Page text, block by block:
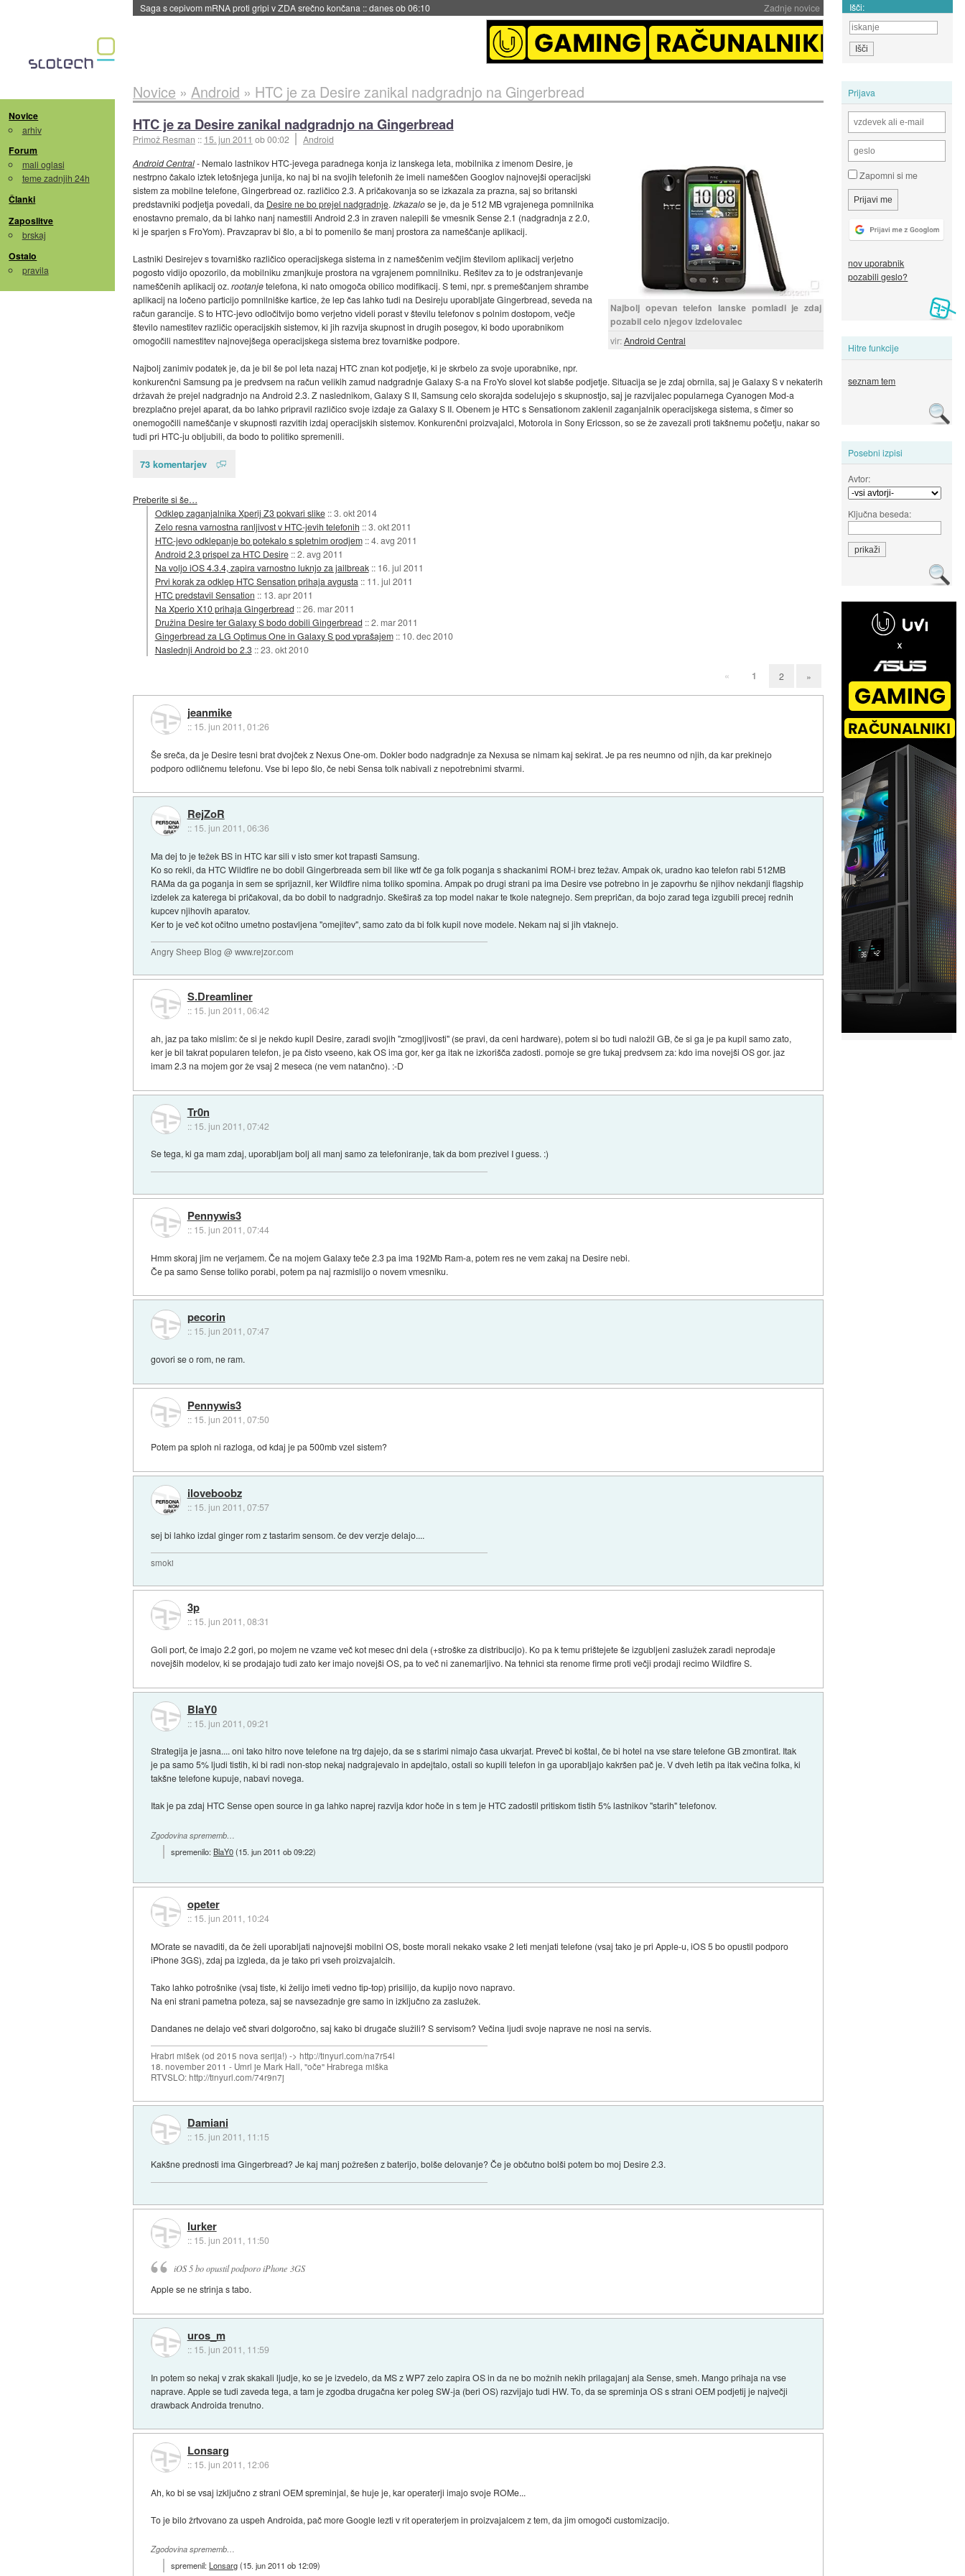
Zadnje novice
BMW v vozilih začel predvajati reklame::danes ob 06:09 Išči:
Novice
arhiv
Forum
mali oglasi
teme zadnjih 24h
Članki
Zaposlitve
brskaj
Ostalo
pravila
Prijava
Zapomni si me
nov uporabnik
pozabili geslo?
Hitre funkcije
seznam tem
Posebni izpisi
Avtor:
Ključna beseda:
Novice » Android » HTC je za Desire zanikal nadgradnjo na Gingerbread
HTC je za Desire zanikal nadgradnjo na Gingerbread
Primož Resman :: 15. jun 2011 ob 00:02 Android
Najbolj opevan telefon lanske pomladi je zdaj
pozabil celo njegov izdelovalec
vir:Android Central
Android Central- Nemalo lastnikov HTC-jevega paradnega konja iz lanskega leta, mobilnika z imenom Desire, je
nestrpno čakalo iztek letošnjega junija, ko naj bi na svojih telefonih že imeli nameščen Googlov najnovejši operacijski
sistem za mobilne telefone, Gingerbread oz. različico 2.3. A pričakovanja so se izkazala za prazna, saj so britanski
predstavniki podjetja povedali, da Desire ne bo prejel nadgradnje. Izkazalose je, da je 512 MB vgrajenega pomnilnika
enostavno premalo, da bi lahko nanj namestili Android 2.3 in zraven nalepili še vmesnik Sense 2.1 (nadgradnja z 2.0,
ki je sparjen s FroYom). Pravzaprav bi šlo, a bi to pomenilo še manj prostora za nameščanje aplikacij.
Lastniki Desirejev s tovarniško različico operacijskega sistema in z nameščenim večjim številom aplikacij verjetno
pogosto vidijo opozorilo, da mobilniku zmanjkuje prostora na vgrajenem pomnilniku. Rešitev za to je odstranjevanje
nameščenih aplikacij oz. rootanjetelefona, ki nato omogoča obilico modifikacij. S temi, npr. s premeščanjem shrambe
aplikacij na ločeno particijo pomnilniške kartice, že lep čas lahko tudi na Desireju uporabljate Gingerbread, seveda na
račun garancije. S to HTC-jevo odločitvijo bomo verjetno videli porast v številu telefonov s polnim dostopom, večje
število namestitev različic operacijskih sistemov, ki jih razvija skupnost in drugih posegov, ki bodo uporabnikom
omogočili namestitev najnovejšega operacijskega sistema brez tovarniške podpore.
Najbolj zanimiv podatek je, da je bil še pol leta nazaj HTC znan kot podjetje, ki je skrbelo za svoje uporabnike, npr.
konkurenčni Samsung pa je predvsem na račun velikih zamud nadgradnje Galaxy S-a na FroYo slovel kot slabše podjetje. Situacija se je zdaj obrnila, saj je Galaxy S v nekaterih
državah že prejel nadgradnjo na Android 2.3. Z naslednikom, Galaxy S II, Samsung celo skorajda sodelujejo s skupnostjo, saj je razvijalec popularnega Cyanogen Mod-a
brezplačno prejel aparat, da bo lahko pripravil različico svoje izdaje za Galaxy S II. Obenem je HTC s Sensationom zaklenil zaganjalnik operacijskega sistema, s čimer so
onemogočili nameščanje v skupnosti razvitih izdaj operacijskih sistemov. Konkurenčni proizvajalci, Motorola in Sony Ericsson, so se že zavezali proti takšnemu početju, nakar so
tudi pri HTC-ju obljubili, da bodo to politiko spremenili.
73 komentarjev
Preberite si še…
Odklep zaganjalnika Xperij Z3 pokvari slike ::3. okt 2014
Zelo resna varnostna ranljivost v HTC-jevih telefonih ::3. okt 2011
HTC-jevo odklepanje bo potekalo s spletnim orodjem ::4. avg 2011
Android 2.3 prispel za HTC Desire ::2. avg 2011
Na voljo iOS 4.3.4, zapira varnostno luknjo za jailbreak :: 16. jul 2011
Prvi korak za odklep HTC Sensation prihaja avgusta :: 11. jul 2011
HTC predstavil Sensation :: 13. apr 2011
Na Xperio X10 prihaja Gingerbread ::26. mar 2011
Družina Desire ter Galaxy S bodo dobili Gingerbread ::2. mar 2011
Gingerbread za LG Optimus One in Galaxy S pod vprašajem :: 10. dec 2010
Naslednji Android bo 2.3 ::23. okt 2010
« 1 2 »
jeanmike
:: 15. jun 2011, 01:26
Še sreča, da je Desire tesni brat dvojček z Nexus One-om. Dokler bodo nadgradnje za Nexusa se nimam kaj sekirat. Je pa res neumno od njih, da kar prekinejo
podporo odličnemu telefonu. Vse bi lepo šlo, če nebi Sensa tolk nabivali z nepotrebnimi stvarmi.
RejZoR
:: 15. jun 2011, 06:36
Ma dej to je težek BS in HTC kar sili v isto smer kot trapasti Samsung.
Ko so rekli, da HTC Wildfire ne bo dobil Gingerbreada sem bil like wtf če ga folk poganja s shackanimi ROM-i brez težav. Ampak ok, uradno kao telefon rabi 512MB
RAMa da ga poganja in sem se sprijaznil, ker Wildfire nima toliko spomina. Ampak po drugi strani pa ima Desire vse potrebno in je zapovrhu še njihov nekdanji flagship
izdelek za katerega bi pričakoval, da bo dobil to nadgradnjo. Skeširaš za top model nakar te tkole nategnejo. Sem prepričan, da bojo zarad tega izgubili precej rednih
kupcev njihovih aparatov.
Ker to je več kot očitno umetno postavljena "omejitev", samo zato da bi folk kupil nove modele. Nekam naj si jih vtaknejo.
Angry Sheep Blog @ www.rejzor.com
S.Dreamliner
:: 15. jun 2011, 06:42
ah, jaz pa tako mislim: če si je nekdo kupil Desire, zaradi svojih "zmogljivosti" (se pravi, da ceni hardware), potem si bo tudi naložil GB, če si ga je pa kupil samo zato,
ker je bil takrat popularen telefon, je pa čisto vseeno, kak OS ima gor, ker ga itak ne izkorišča zadosti. pomoje se gre tukaj predvsem za: kdo ima novejši OS gor. jaz
imam 2.3 na mojem gor že vsaj 2 meseca (ne vem natančno). :-D
Tr0n
:: 15. jun 2011, 07:42
Se tega, ki ga mam zdaj, uporabljam bolj ali manj samo za telefoniranje, tak da bom prezivel I guess. :)
Pennywis3
:: 15. jun 2011, 07:44
Hmm skoraj jim ne verjamem. Če na mojem Galaxy teče 2.3 pa ima 192Mb Ram-a, potem res ne vem zakaj na Desire nebi.
Če pa samo Sense toliko porabi, potem pa naj razmislijo o novem vmesniku.
pecorin
:: 15. jun 2011, 07:47
govori se o rom, ne ram.
Pennywis3
:: 15. jun 2011, 07:50
Potem pa sploh ni razloga, od kdaj je pa 500mb vzel sistem?
iloveboobz
:: 15. jun 2011, 07:57
sej bi lahko izdal ginger rom z tastarim sensom. če dev verzje delajo....
smoki
3p
:: 15. jun 2011, 08:31
Goli port, če imajo 2.2 gori, po mojem ne vzame več kot mesec dni dela (+stroške za distribucijo). Ko pa k temu prištejete še izgubljeni zaslužek zaradi neprodaje
novejših modelov, ki se prodajajo tudi zato ker imajo novejši OS, pa to več ni zanemarljivo. Na tehnici sta renome firme proti večji prodaji recimo Wildfire S.
BlaY0
:: 15. jun 2011, 09:21
Strategija je jasna.... oni tako hitro nove telefone na trg dajejo, da se s starimi nimajo časa ukvarjat. Preveč bi koštal, če bi hotel na vse stare telefone GB zmontirat. Itak
je pa samo 5% ljudi tistih, ki bi radi non-stop nekaj nadgrajevalo in apdejtalo, ostali so kupili telefon in ga uporabljajo kakršen pač je. V dveh letih pa itak večina folka, ki
takšne telefone kupuje, nabavi novega.
Itak je pa zdaj HTC Sense open source in ga lahko naprej razvija kdor hoče in s tem je HTC zadostil pritiskom tistih 5% lastnikov "starih" telefonov.
Zgodovina sprememb…
spremenilo:BlaY0(15. jun 2011 ob 09:22)
opeter
:: 15. jun 2011, 10:24
MOrate se navaditi, da če želi uporabljati najnovejši mobilni OS, boste morali nekako vsake 2 leti menjati telefone (vsaj tako je pri Apple-u, iOS 5 bo opustil podporo
iPhone 3GS), zdaj pa izgleda, da je tako pri vseh proizvajalcih.
Tako lahko potrošnike (vsaj tiste, ki želijo imeti vedno tip-top) prisilijo, da kupijo novo napravo.
Na eni strani pametna poteza, saj se navsezadnje gre samo in izključno za zaslužek.
Dandanes ne delajo več stvari dolgoročno, saj kako bi drugače služili? S servisom? Večina ljudi svoje naprave ne nosi na servis.
Hrabri mišek (od 2015 nova serija!) -> http://tinyurl.com/na7r54l
18. november 2011 - Umrl je Mark Hall, "oče" Hrabrega miška
RTVSLO: http://tinyurl.com/74r9n7j
Damiani
:: 15. jun 2011, 11:15
Kakšne prednosti ima Gingerbread? Je kaj manj požrešen z baterijo, bolše delovanje? Če je občutno bolši potem bo moj Desire 2.3.
lurker
:: 15. jun 2011, 11:50
iOS 5 bo opustil podporo iPhone 3GS
Apple se ne strinja s tabo.
uros_m
:: 15. jun 2011, 11:59
In potem so nekaj v zrak skakali ljudje, ko se je izvedelo, da MS z WP7 zelo zapira OS in da ne bo možnih nekih prilagajanj ala Sense, smeh. Mango prihaja na vse
naprave. Apple se tudi zaveda tega, a tam je zgodba drugačna ker poleg SW-ja (beri OS) razvijajo tudi HW. To, da se spreminja OS s strani OEM podjetij je največji
drawback Androida trenutno.
Lonsarg
:: 15. jun 2011, 12:06
Ah, ko bi se vsaj izključno z strani OEM spreminjal, še huje je, kar operaterji imajo svoje ROMe...
To je bilo žrtvovano za uspeh Androida, pač more Google lezti v rit operaterjem in proizvajalcem z tem, da jim omogoči customizacijo.
Zgodovina sprememb…
spremenil:Lonsarg(15. jun 2011 ob 12:09)